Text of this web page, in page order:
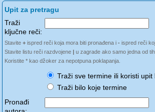
Upit za pretragu
Traži
ključne reči:
Stavite + ispred reči koja mora biti pronađena i - ispred reči
Stavite listu reči razdvojene | u zagrade ako samo jedna od
Koristite * kao džoker za nepotpuna poklapanja.
Traži sve termine ili koristi upit
Traži bilo koje termine
Pronađi